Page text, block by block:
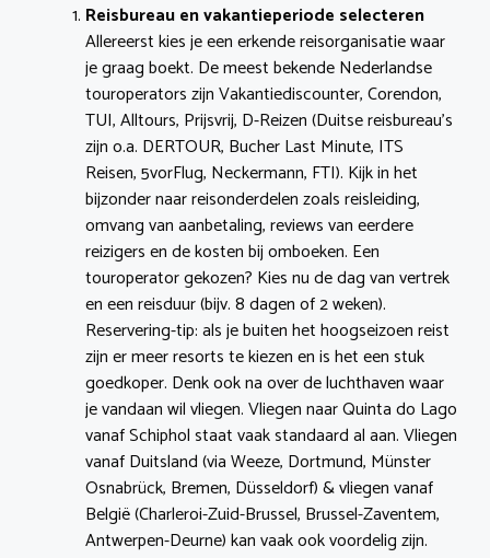
Reisbureau en vakantieperiode selecteren
Allereerst kies je een erkende reisorganisatie waar
je graag boekt. De meest bekende Nederlandse
touroperators zijn Vakantiediscounter, Corendon,
TUI, Alltours, Prijsvrij, D-Reizen (Duitse reisbureau’s
zijn o.a. DERTOUR, Bucher Last Minute, ITS
Reisen, 5vorFlug, Neckermann, FTI). Kijk in het
bijzonder naar reisonderdelen zoals reisleiding,
omvang van aanbetaling, reviews van eerdere
reizigers en de kosten bij omboeken. Een
touroperator gekozen? Kies nu de dag van vertrek
en een reisduur (bijv. 8 dagen of 2 weken).
Reservering-tip: als je buiten het hoogseizoen reist
zijn er meer resorts te kiezen en is het een stuk
goedkoper. Denk ook na over de luchthaven waar
je vandaan wil vliegen. Vliegen naar Quinta do Lago
vanaf Schiphol staat vaak standaard al aan. Vliegen
vanaf Duitsland (via Weeze, Dortmund, Münster
Osnabrück, Bremen, Düsseldorf) & vliegen vanaf
België (Charleroi-Zuid-Brussel, Brussel-Zaventem,
Antwerpen-Deurne) kan vaak ook voordelig zijn.